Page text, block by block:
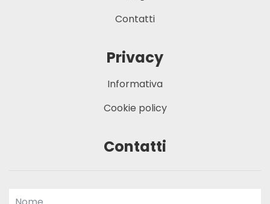
Contatti
Privacy
Informativa
Cookie policy
Contatti